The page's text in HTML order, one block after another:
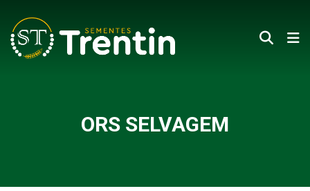
ORS SELVAGEM